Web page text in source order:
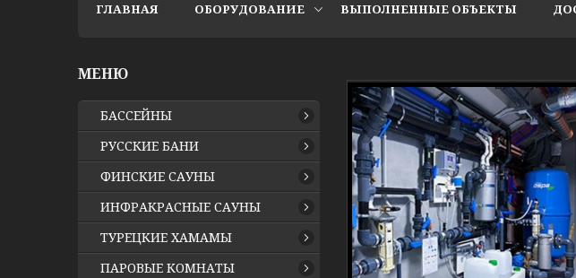
ГЛАВНАЯ ОБОРУДОВАНИЕ ВЫПОЛНЕННЫЕ ОБЪЕКТЫ
БАССЕЙНЫ
РУССКИЕ БАНИ
ФИНСКИЕ САУНЫ
ИНФРАКРАСНЫЕ САУНЫ
ТУРЕЦКИЕ ХАМАМЫ
ПАРОВЫЕ КОМНАТЫ